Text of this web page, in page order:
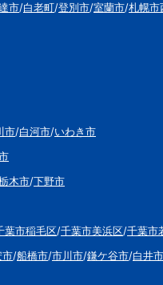
市/白老町/登別市/室蘭市/札幌市
市/白河市/いわき市
木市/下野市
葉市稲毛区/千葉市美浜区/千葉市
市/船橋市/市川市/鎌ケ谷市/白井市